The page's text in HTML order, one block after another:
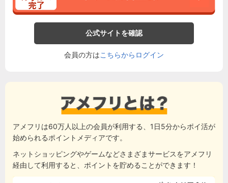
公式サイトを確認
会員の方はこちらからログイン
アメフリは60万人以上の会員が利用する、1日5分からポイ活が
始められるポイントメディアです。
ネットショッピングやゲームなどさまざまサービスをアメフリ
経由して利用すると、ポイントを貯めることができます！